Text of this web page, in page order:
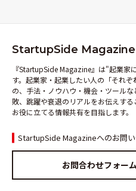
StartupSide Magazine
『StartupSide Magazine』は"起業家
す。起業家・起業したい人の「それ
の、手法・ノウハウ・機会・ツール
敗、跳躍や衰退のリアルをお伝えす
お役に立てる情報共有を目指します。
StartupSide Magazineへのお問
お問合わせフォー